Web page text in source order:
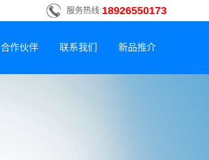
服务热线:18926550173
合作伙伴 联系我们 新品推介